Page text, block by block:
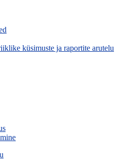
küsimuste ja raportite arutelu